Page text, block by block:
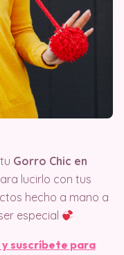
Gorro Chic en
lucirlo con tus
hecho a mano a
especial
suscríbete para